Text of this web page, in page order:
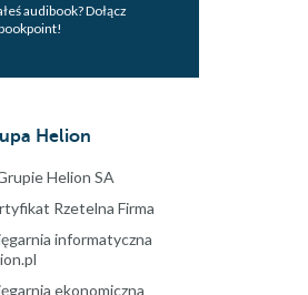
audibook? Dołącz
Helion
Helion SA
Rzetelna Firma
informatyczna
ekonomiczna